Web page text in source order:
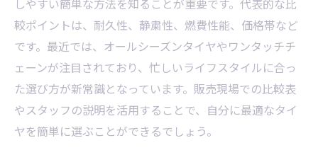
女性も安心できる慣らし走行のポイント
慣らし走行中に避けたい運転NG行為とは
タイヤ販売のプロが語る長持ちのコツ
忙しい日常に役立つ簡単タイヤメンテ術
タイヤ販売の知恵で簡単メンテナンスを実
践
しやすい簡単な方法を知ることが重要です。代表的な比
較ポイントは、耐久性、静粛性、燃費性能、価格帯など
です。最近では、オールシーズンタイヤやワンタッチチ
ェーンが注目されており、忙しいライフスタイルに合っ
た選び方が新常識となっています。販売現場での比較表
やスタッフの説明を活用することで、自分に最適なタイ
ヤを簡単に選ぶことができるでしょう。